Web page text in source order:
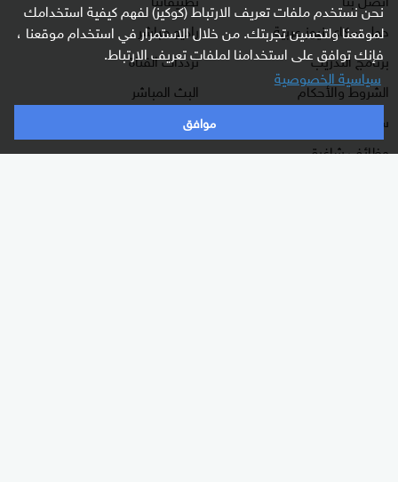
نحن نستخدم ملفات تعريف الارتباط (كوكيز) لفهم كيفية استخدامك
لموقعنا ولتحسين تجربتك. من خلال الاستمرار في استخدام موقعنا ،
فإنك توافق على استخدامنا لملفات تعريف الارتباط.
سياسية الخصوصية
موافق
حول سكاي نيوز عربية
برنامج التدريب
الشروط والأحكام
سياسة الخصوصية
وظائف شاغرة
راديو مباشر
ترددات القناة
البث المباشر
دليل البث